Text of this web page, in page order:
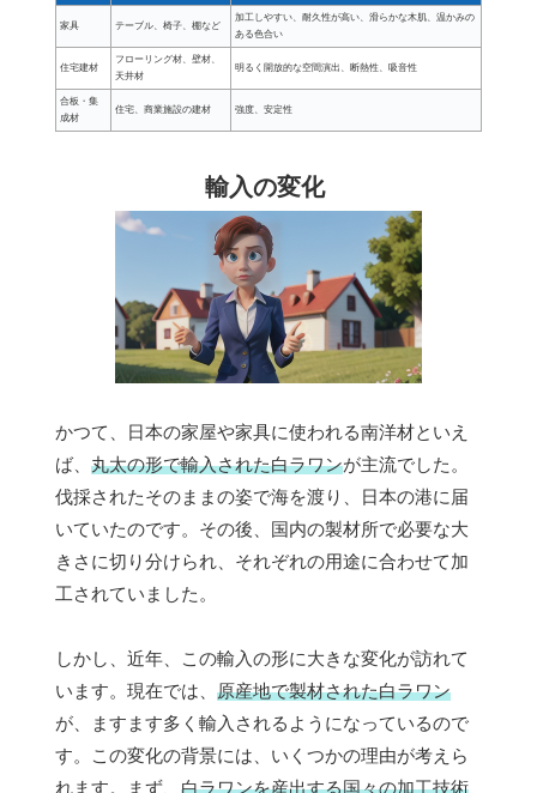
家具 テーブル、椅子、棚など
加工しやすい、耐久性が高い、滑らかな木肌、温かみの
ある色合い
住宅建材
フローリング材、壁材、
天井材
明るく開放的な空間演出、断熱性、吸音性
合板・集
成材
住宅、商業施設の建材 強度、安定性
輸入の変化
かつて、日本の家屋や家具に使われる南洋材といえ
ば、 丸太の形で輸入された白ラワンが主流でした。
伐採されたそのままの姿で海を渡り、日本の港に届
いていたのです。その後、国内の製材所で必要な大
きさに切り分けられ、それぞれの用途に合わせて加
工されていました。
しかし、近年、この輸入の形に大きな変化が訪れて
います。現在では、 原産地で製材された白ラワン
が、ますます多く輸入されるようになっているので
す。この変化の背景には、いくつかの理由が考えら
れます。まず、 白ラワンを産出する国々の加工技術